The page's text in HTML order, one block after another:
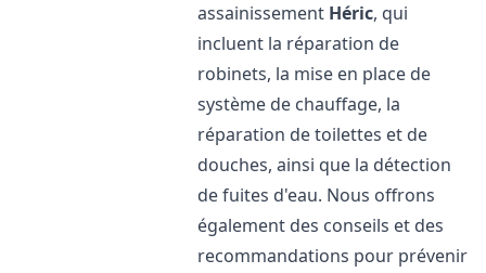
assainissement Héric, qui
incluent la réparation de
robinets, la mise en place de
système de chauffage, la
réparation de toilettes et de
douches, ainsi que la détection
de fuites d'eau. Nous offrons
également des conseils et des
recommandations pour prévenir